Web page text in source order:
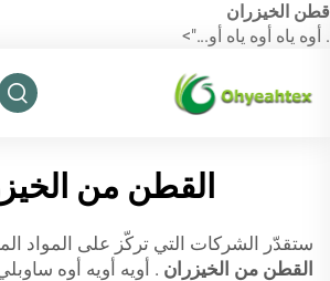
قطن الخيزران
. أوه ياه أوه ياه أو...">
القطن من
ستقدّر الشركات التي تركّز على المواد
القطن من الخيزران . أويه أويه أوه